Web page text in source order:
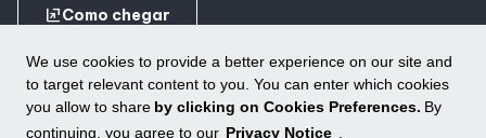
We use cookies to provide a better experience on our site and
to target relevant content to you. You can enter which cookies
you allow to share by clicking on Cookies Preferences. By
continuing, you agree to our Privacy Notice .
ungroupComo chegar